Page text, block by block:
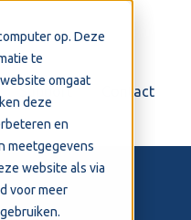
op. Deze
te
omgaat
deze
en
meetgegevens
website als via
voor meer
Support Contact